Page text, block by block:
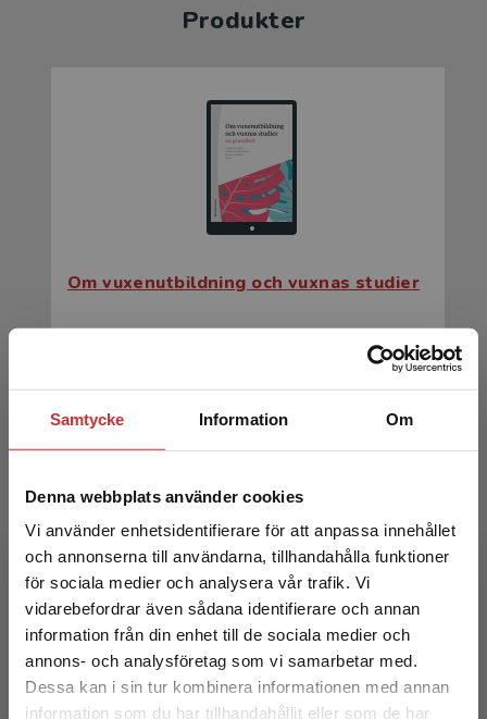
Samtycke Information Om
Denna webbplats använder cookies
Vi använder enhetsidentifierare för att anpassa innehållet
och annonserna till användarna, tillhandahålla funktioner
för sociala medier och analysera vår trafik. Vi
vidarebefordrar även sådana identifierare och annan
information från din enhet till de sociala medier och
annons- och analysföretag som vi samarbetar med.
Dessa kan i sin tur kombinera informationen med annan
information som du har tillhandahållit eller som de har
Begränsad fraktregion
Produkter
Om vuxenutbildning och vuxnas studier
Exkl. moms: 252 kr
Om vuxenutbildning och vuxnas studier
Fejes, Andreas m.fl. (red.)